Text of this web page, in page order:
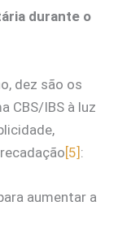
durante o
dez são os
CBS/IBS à luz
[5] :
aumentar a